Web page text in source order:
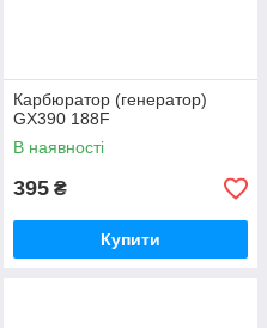
Карбюратор (генератор)
GX390 188F
В наявності
395 ₴
Купити